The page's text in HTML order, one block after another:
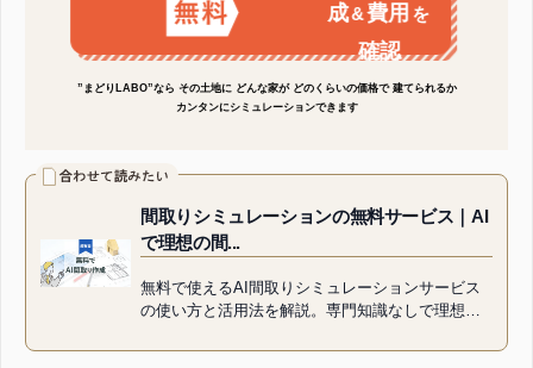
成&費用を
確認
”まどりLABO”なら その土地に どんな家が どのくらいの価格で 建てられるか
カンタンにシミュレーションできます
間取りシミュレーションの無料サービス｜AI
で理想の間...
無料で使えるAI間取りシミュレーションサービス
の使い方と活用法を解説。専門知識なしで理想の
間取りを作るコツをご紹介。